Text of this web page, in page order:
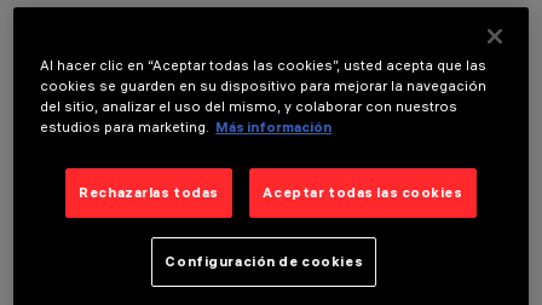
DATOS TÉCNICOS
ÚLTIMA ACTUALIZACIÓN: 07/08/2026
DESCRIPCIÓN
Luminaria circular fija para usar con lámpara LED de
tecnología C.o.B. Versión con marco para instalación en
apoyo. Reflector metalizado con vapores de aluminio al vacío
Al hacer clic en “Aceptar todas las cookies”, usted acepta que las
cookies se guarden en su dispositivo para mejorar la navegación
del sitio, analizar el uso del mismo, y colaborar con nuestros
estudios para marketing.
Más información
Rechazarlas todas Aceptar todas las cookies
Configuración de cookies